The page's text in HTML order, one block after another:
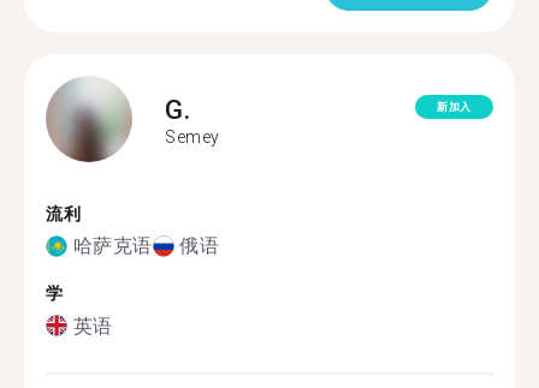
G.
Semey
新加入
流利
哈萨克语 俄语
学
英语